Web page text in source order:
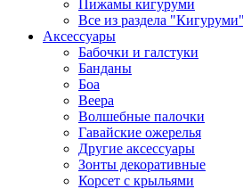
Пижамы кигуруми
Все из раздела "Кигуруми"
Аксессуары
Бабочки и галстуки
Банданы
Боа
Веера
Волшебные палочки
Гавайские ожерелья
Другие аксессуары
Зонты декоративные
Корсет с крыльями